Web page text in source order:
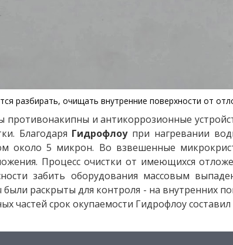
разбирать, очищать внутренние поверхности от
противонакипны и антикоррозионные
Благодаря Гидрофлоу при нагревании
около 5 микрон. Во взвешенные
Процесс очистки от имеющихся
забить оборудования массовым
раскрыты для контроля - на внутренних
частей срок окупаемости Гидрофлоу составил